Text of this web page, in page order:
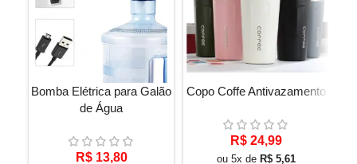
Bomba Elétrica para Galão
de Água
R$13,80
Copo Coffe Antivazamento
R$24,99
ou 5x de R$5,61